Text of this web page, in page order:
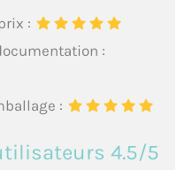
:
:
:
4.5/5